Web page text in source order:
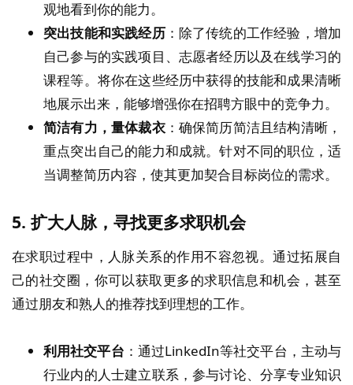
观地看到你的能力。
突出技能和实践经历：除了传统的工作经验，增加
自己参与的实践项目、志愿者经历以及在线学习的
课程等。将你在这些经历中获得的技能和成果清晰
地展示出来，能够增强你在招聘方眼中的竞争力。
简洁有力，量体裁衣：确保简历简洁且结构清晰，
重点突出自己的能力和成就。针对不同的职位，适
当调整简历内容，使其更加契合目标岗位的需求。
5.扩大人脉，寻找更多求职机会
在求职过程中，人脉关系的作用不容忽视。通过拓展自
己的社交圈，你可以获取更多的求职信息和机会，甚至
通过朋友和熟人的推荐找到理想的工作。
利用社交平台 ：通过LinkedIn等社交平台，主动与
行业内的人士建立联系，参与讨论、分享专业知识